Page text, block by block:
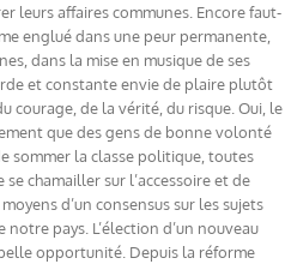
leurs affaires communes. Encore faut-
englué dans une peur permanente,
dans la mise en musique de ses
et constante envie de plaire plutôt
courage, de la vérité, du risque. Oui, le
que des gens de bonne volonté
sommer la classe politique, toutes
chamailler sur l’accessoire et de
d’un consensus sur les sujets
pays. L’élection d’un nouveau
opportunité. Depuis la réforme